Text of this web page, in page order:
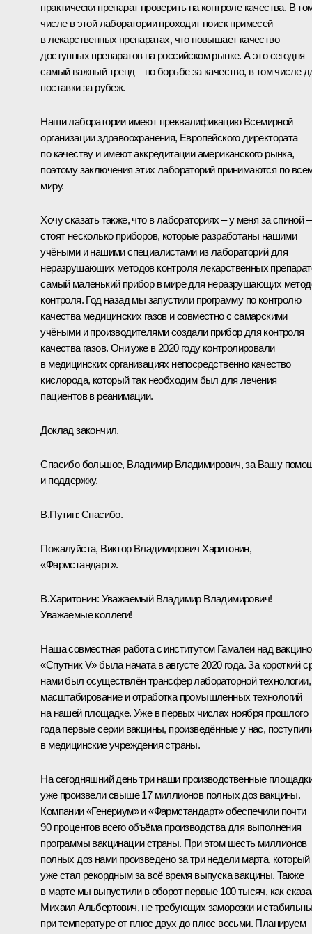
практически препарат проверить на контроле качества. В
числе в этой лаборатории проходит поиск примесей
в лекарственных препаратах, что повышает качество
доступных препаратов на российском рынке. А это сегодня
самый важный тренд – по борьбе за качество, в том числе
поставки за рубеж.
Наши лаборатории имеют преквалификацию Всемирной
организации здравоохранения, Европейского директората
по качеству и имеют аккредитации американского рынка,
поэтому заключения этих лабораторий принимаются по
миру.
Хочу сказать также, что в лабораториях – у меня за спиной –
стоят несколько приборов, которые разработаны нашими
учёными и нашими специалистами из лабораторий для
неразрушающих методов контроля лекарственных
самый маленький прибор в мире для неразрушающих
контроля. Год назад мы запустили программу по контролю
качества медицинских газов и совместно с самарскими
учёными и производителями создали прибор для контроля
качества газов. Они уже в 2020 году контролировали
в медицинских организациях непосредственно качество
кислорода, который так необходим был для лечения
пациентов в реанимации.
Доклад закончил.
Спасибо большое, Владимир Владимирович, за Вашу
и поддержку.
В.Путин: Спасибо.
Пожалуйста, Виктор Владимирович Харитонин,
«Фармстандарт».
В.Харитонин: Уважаемый Владимир Владимирович!
Уважаемые коллеги!
Наша совместная работа с институтом Гамалеи над
«Спутник V» была начата в августе 2020 года. За короткий
нами был осуществлён трансфер лабораторной технологии,
масштабирование и отработка промышленных технологий
на нашей площадке. Уже в первых числах ноября прошлого
года первые серии вакцины, произведённые у нас,
в медицинские учреждения страны.
На сегодняшний день три наши производственные
уже произвели свыше 17 миллионов полных доз вакцины.
Компании «Генериум» и «Фармстандарт» обеспечили почти
90 процентов всего объёма производства для выполнения
программы вакцинации страны. При этом шесть миллионов
полных доз нами произведено за три недели марта, который
уже стал рекордным за всё время выпуска вакцины. Также
в марте мы выпустили в оборот первые 100 тысяч, как
Михаил Альбертович, не требующих заморозки и
при температуре от плюс двух до плюс восьми. Планируем